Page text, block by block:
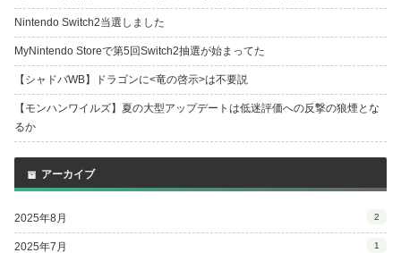
Nintendo Switch2当選しました
MyNintendo Storeで第5回Switch2抽選が始まってた
【シャドバWB】ドラゴンに<竜の啓示>は不要説
【モンハンワイルズ】夏の大型アップデートは低迷評価への反撃の狼煙とな
るか
アーカイブ
2025年8月 2
2025年7月 1